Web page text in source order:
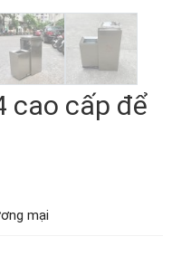
cao cấp để
mại